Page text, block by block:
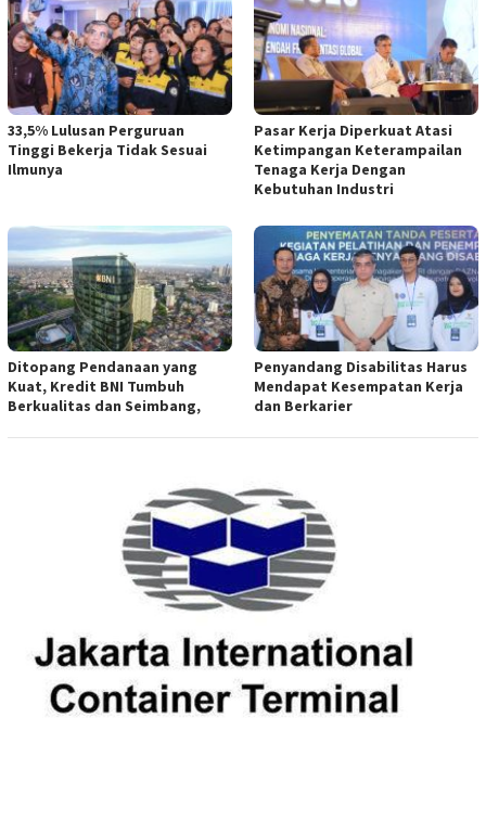
33,5% Lulusan Perguruan
Tinggi Bekerja Tidak Sesuai
Ilmunya
Pasar Kerja Diperkuat Atasi
Ketimpangan Keterampailan
Tenaga Kerja Dengan
Kebutuhan Industri
Ditopang Pendanaan yang
Kuat, Kredit BNI Tumbuh
Berkualitas dan Seimbang,
Penyandang Disabilitas Harus
Mendapat Kesempatan Kerja
dan Berkarier